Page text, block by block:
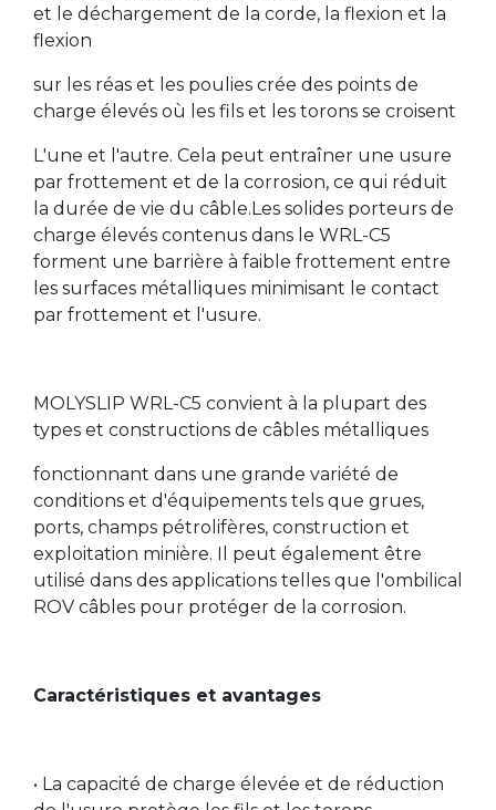
et le déchargement de la corde, la flexion et la
flexion
sur les réas et les poulies crée des points de
charge élevés où les fils et les torons se croisent
L'une et l'autre. Cela peut entraîner une usure
par frottement et de la corrosion, ce qui réduit
la durée de vie du câble.Les solides porteurs de
charge élevés contenus dans le WRL-C5
forment une barrière à faible frottement entre
les surfaces métalliques minimisant le contact
par frottement et l'usure.
MOLYSLIP WRL-C5 convient à la plupart des
types et constructions de câbles métalliques
fonctionnant dans une grande variété de
conditions et d'équipements tels que grues,
ports, champs pétrolifères, construction et
exploitation minière. Il peut également être
utilisé dans des applications telles que l'ombilical
ROV câbles pour protéger de la corrosion.
Caractéristiques et avantages
• La capacité de charge élevée et de réduction